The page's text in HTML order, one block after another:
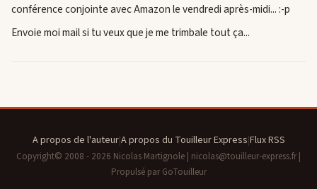
conférence conjointe avec Amazon le vendredi après-midi... :-p
Envoie moi mail si tu veux que je me trimbale tout ça...
A propos de l'auteur|A propos du Touilleur Express|Flux RSS
Copyright© 2008 - 2026 Nicolas Martignole | nicolas@touilleur-express.fr |
Propulsé par GoTouilleur